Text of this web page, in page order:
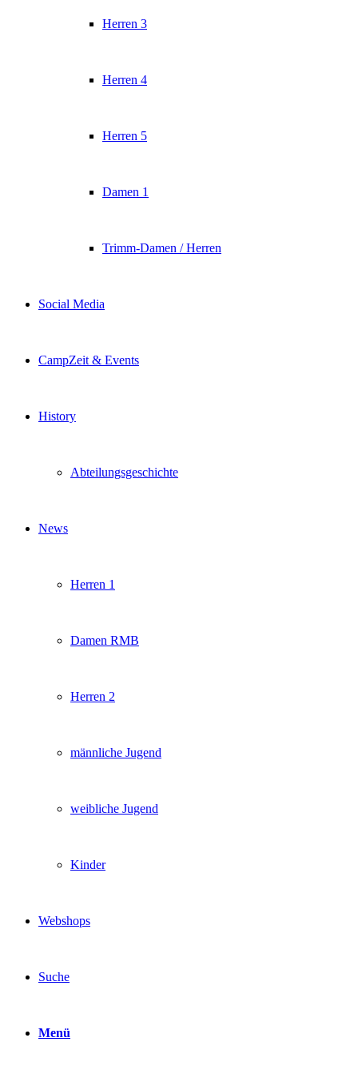
Herren 3
Herren 4
Herren 5
Damen 1
Trimm-Damen / Herren
Social Media
CampZeit & Events
History
Abteilungsgeschichte
News
Herren 1
Damen RMB
Herren 2
männliche Jugend
weibliche Jugend
Kinder
Webshops
Suche
Menü